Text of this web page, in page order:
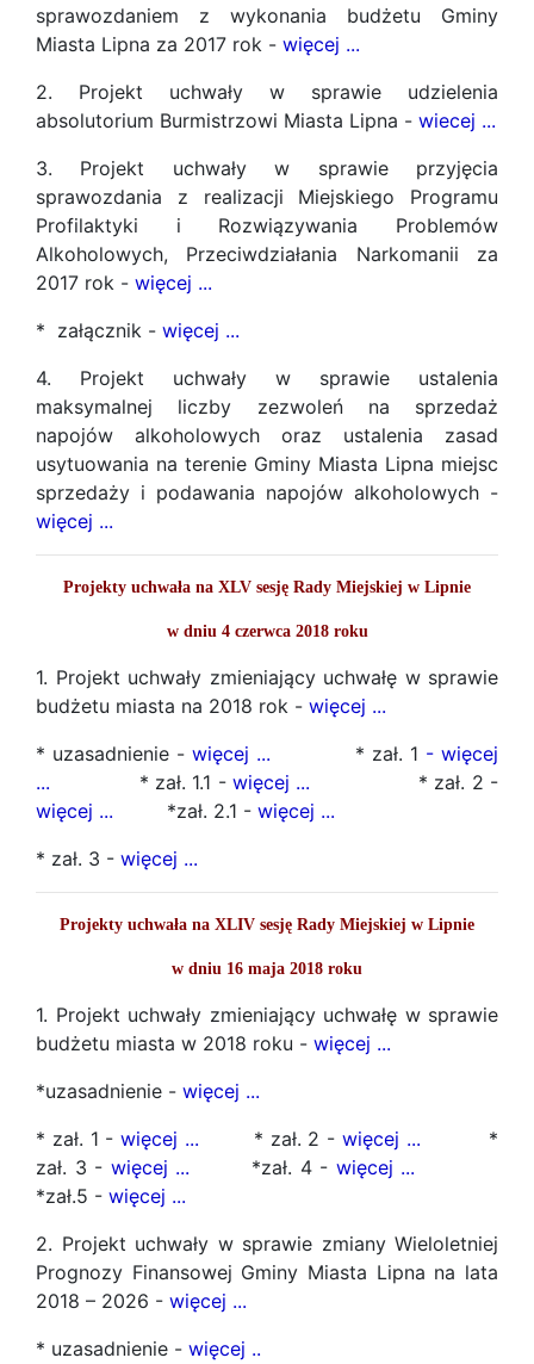
sprawozdaniem z wykonania budżetu Gminy
Miasta Lipna za 2017 rok - więcej ...
2. Projekt uchwały w sprawie udzielenia
absolutorium Burmistrzowi Miasta Lipna - wiecej ...
3. Projekt uchwały w sprawie przyjęcia
sprawozdania z realizacji Miejskiego Programu
Profilaktyki i Rozwiązywania Problemów
Alkoholowych, Przeciwdziałania Narkomanii za
2017 rok - więcej ...
* załącznik - więcej ...
4. Projekt uchwały w sprawie ustalenia
maksymalnej liczby zezwoleń na sprzedaż
napojów alkoholowych oraz ustalenia zasad
usytuowania na terenie Gminy Miasta Lipna miejsc
sprzedaży i podawania napojów alkoholowych -
więcej ...
Projekty uchwała na XLV sesję Rady Miejskiej w Lipnie
w dniu 4 czerwca 2018 roku
1. Projekt uchwały zmieniający uchwałę w sprawie
budżetu miasta na 2018 rok - więcej ...
* uzasadnienie - więcej ... * zał. 1 - więcej
... * zał. 1.1 - więcej ... * zał. 2 -
więcej ...
*zał. 2.1 - więcej ...
* zał. 3 - więcej ...
Projekty uchwała na XLIV sesję Rady Miejskiej w Lipnie
w dniu 16 maja 2018 roku
1. Projekt uchwały zmieniający uchwałę w sprawie
budżetu miasta w 2018 roku - więcej ...
*uzasadnienie - więcej ...
* zał. 1 - więcej ... * zał. 2 - więcej ... *
zał. 3 - więcej ... *zał. 4 - więcej ...
*zał.5 - więcej ...
2. Projekt uchwały w sprawie zmiany Wieloletniej
Prognozy Finansowej Gminy Miasta Lipna na lata
2018 – 2026 - więcej ...
* uzasadnienie - więcej ..